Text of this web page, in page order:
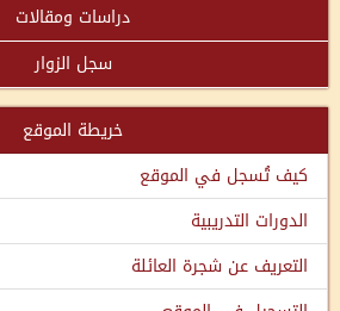
دراسات ومقالات
سجل الزوار
خريطة الموقع
كيف تُسجل في الموقع
الدورات التدريبية
التعريف عن شجرة العائلة